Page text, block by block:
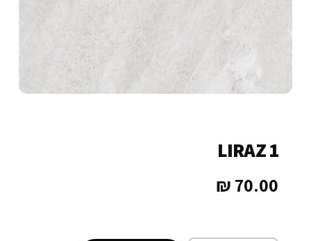
LIRAZ 1
70.00
₪